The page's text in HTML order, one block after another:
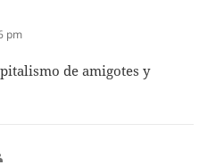
pm
de amigotes y